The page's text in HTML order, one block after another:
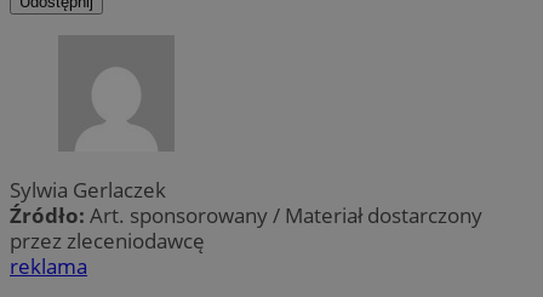
Sylwia Gerlaczek
Źródło: Art. sponsorowany / Materiał dostarczony
przez zleceniodawcę
reklama